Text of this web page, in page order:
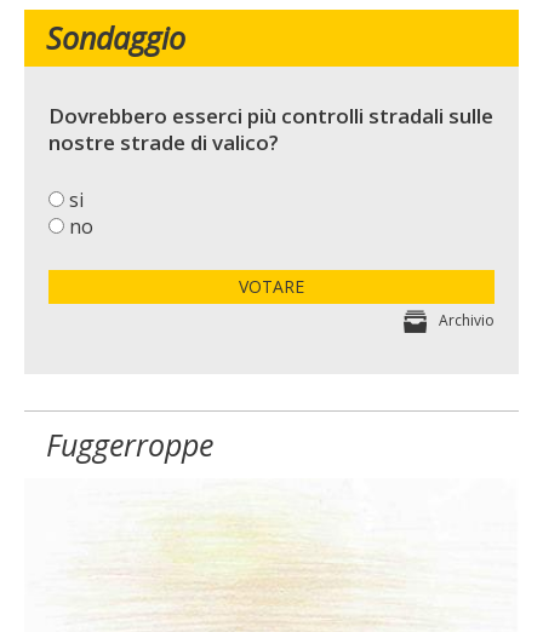
Sondaggio
Dovrebbero esserci più controlli stradali sulle
nostre strade di valico?
si
no
VOTARE
Archivio
Fuggerroppe